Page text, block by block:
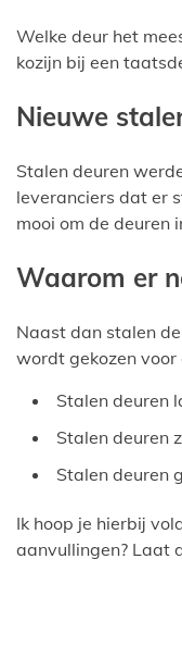
Welke deur het
kozijn bij een
Nieuwe
Stalen deuren
leveranciers dat er
mooi om de deuren
Waarom er
Naast dan stalen
wordt gekozen voor
Stalen deuren
Stalen deuren
Stalen deuren
Ik hoop je hierbij
aanvullingen? Laat